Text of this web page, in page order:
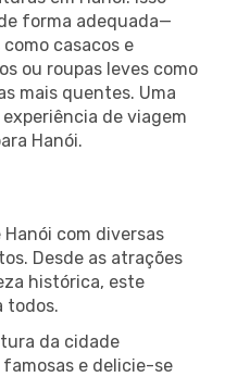
forma adequada—
casacos e
ou roupas leves como
mais quentes. Uma
de viagem
Hanói.
com diversas
Desde as atrações
histórica, este
todos.
da cidade
e delicie-se